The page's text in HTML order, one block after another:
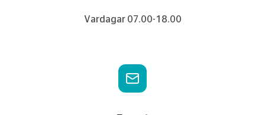
Vardagar 07.00-18.00